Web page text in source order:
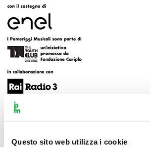
Questo sito web utilizza i cookie